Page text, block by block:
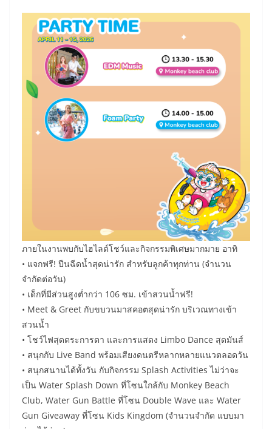
ภายในงานพบกับไฮไลต์โชว์และกิจกรรมพิเศษมากมาย อาทิ
• แจกฟรี! ปืนฉีดน้ำสุดน่ารัก สำหรับลูกค้าทุกท่าน (จำนวน
จำกัดต่อวัน)
• เด็กที่มีส่วนสูงต่ำกว่า 106 ซม. เข้าสวนน้ำฟรี!
• Meet & Greet กับขบวนมาสคอตสุดน่ารัก บริเวณทางเข้า
สวนน้ำ
• โชว์ไฟสุดตระการตา และการแสดง Limbo Dance สุดมันส์
• สนุกกับ Live Band พร้อมเสียงดนตรีหลากหลายแนวตลอดวัน
• สนุกสนานได้ทั้งวัน กับกิจกรรม Splash Activities ไม่ว่าจะ
เป็น Water Splash Down ที่โซนใกล้กับ Monkey Beach
Club, Water Gun Battle ที่โซน Double Wave และ Water
Gun Giveaway ที่โซน Kids Kingdom (จำนวนจำกัด แบบมา